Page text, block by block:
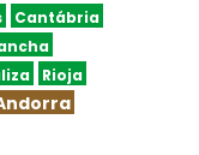
Cantábria
Rioja